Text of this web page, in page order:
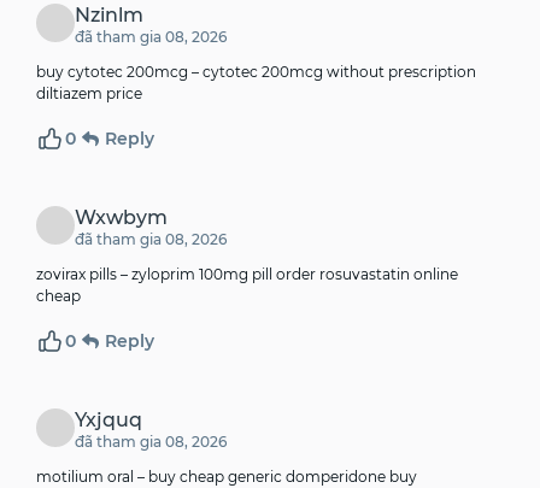
Nzinlm
đã tham gia 08, 2026
buy cytotec 200mcg – cytotec 200mcg without prescription
diltiazem price
0 Reply
Wxwbym
đã tham gia 08, 2026
zovirax pills – zyloprim 100mg pill
order rosuvastatin online
cheap
0 Reply
Yxjquq
đã tham gia 08, 2026
motilium oral – buy cheap generic domperidone buy